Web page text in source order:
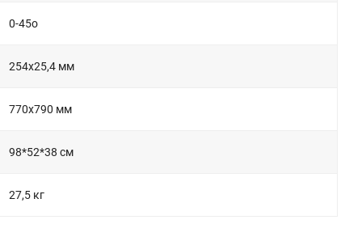
0-45о
254х25,4 мм
770х790 мм
98*52*38 см
27,5 кг